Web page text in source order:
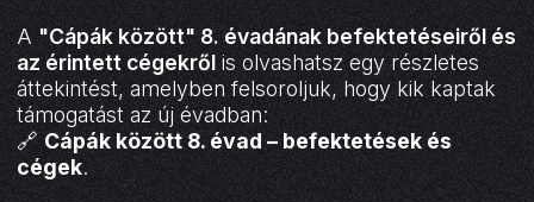
A "Cápák között" 8. évadának befektetéseiről és
az érintett cégekről is olvashatsz egy részletes
áttekintést, amelyben felsoroljuk, hogy kik kaptak
támogatást az új évadban:
🔗 Cápák között 8. évad – befektetések és
cégek.